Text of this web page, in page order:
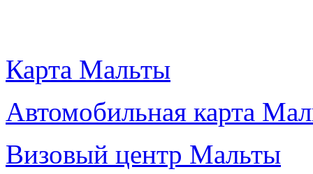
Карта Мальты
Автомобильная карта
Визовый центр Мальты